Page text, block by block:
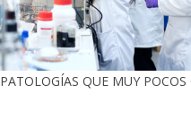
QUE MUY POCOS